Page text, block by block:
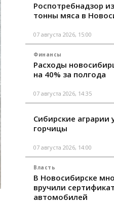
Роспотребнадзор
тонны мяса в
07 августа 2026, 15:00
Финансы
Расходы
на 40% за полгода
07 августа 2026, 14:35
Сибирские
горчицы
07 августа 2026, 14:00
Власть
В Новосибирске
вручили
автомобилей